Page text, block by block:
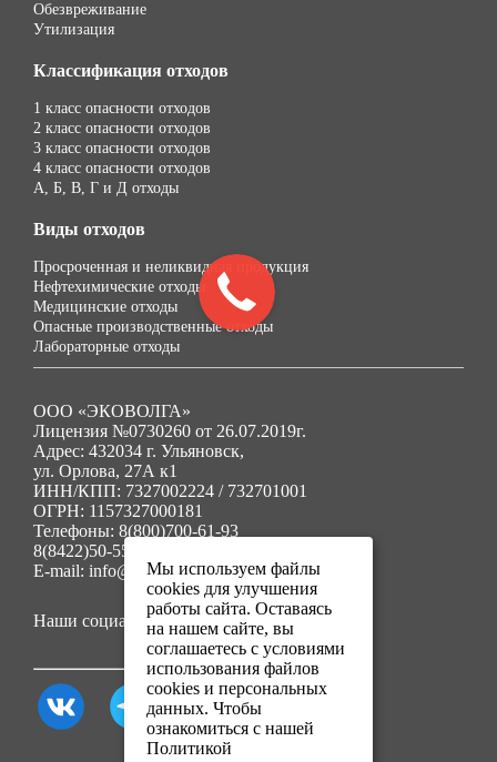
Обезвреживание
Утилизация
Классификация отходов
1 класс опасности отходов
2 класс опасности отходов
3 класс опасности отходов
4 класс опасности отходов
А, Б, В, Г и Д отходы
Виды отходов
Просроченная и неликвидная продукция
Нефтехимические отходы
Медицинские отходы
Опасные производственные отходы
Лабораторные отходы
ООО «ЭКОВОЛГА»
Лицензия №0730260 от 26.07.2019г.
Адрес: 432034 г. Ульяновск,
ул. Орлова, 27А к1
ИНН/КПП: 7327002224 / 732701001
ОГРН: 1157327000181
Телефоны: 8(800)700-61-93
8(8422)50-55-91
E-mail: info@ecovolga73.ru
Наши социальные сети:
Мы используем файлы
cookies для улучшения
работы сайта. Оставаясь
на нашем сайте, вы
соглашаетесь с условиями
использования файлов
cookies и персональных
данных. Чтобы
ознакомиться с нашей
Политикой